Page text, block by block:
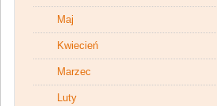
Maj
Kwiecień
Marzec
Luty